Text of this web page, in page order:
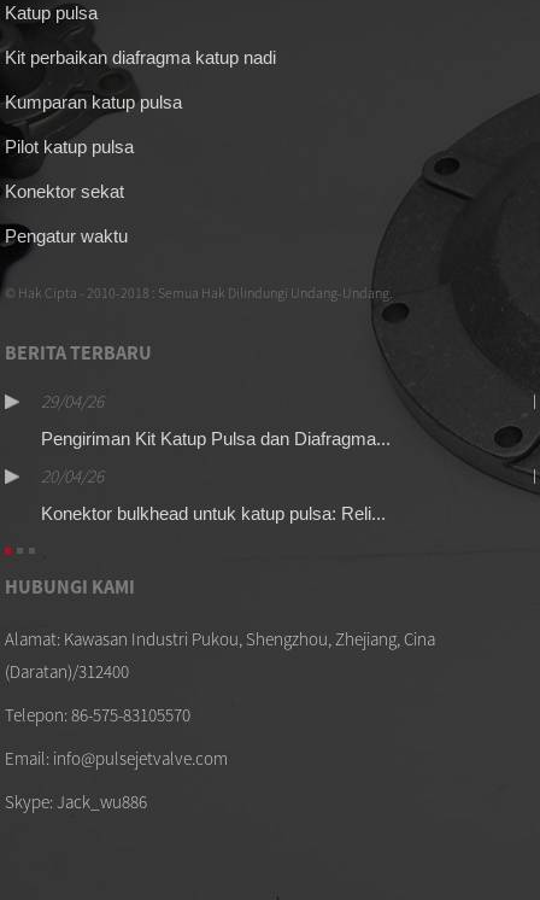
Katup pulsa
Kit perbaikan diafragma katup nadi
Kumparan katup pulsa
Pilot katup pulsa
Konektor sekat
Pengatur waktu
© Hak Cipta - 2010-2018 : Semua Hak Dilindungi Undang-Undang.
BERITA TERBARU
29/04/26
Pengiriman Kit Katup Pulsa dan Diafragma...
20/04/26
Konektor bulkhead untuk katup pulsa: Reli...
HUBUNGI KAMI
Alamat: Kawasan Industri Pukou, Shengzhou, Zhejiang, Cina
(Daratan)/312400
Telepon: 86-575-83105570
Email: info@pulsejetvalve.com
Skype: Jack_wu886